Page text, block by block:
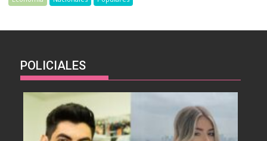
POLICIALES